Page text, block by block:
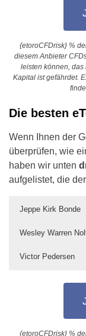
{etoroCFDrisk} %
diesem Anbieter
leisten können,
Kapital ist gefährdet.
Die besten
Wenn Ihnen der
überprüfen, wie
haben wir unten
aufgelistet, die
Jeppe Kirk Bonde
Wesley Warren
Victor Pedersen
{etoroCFDrisk} %